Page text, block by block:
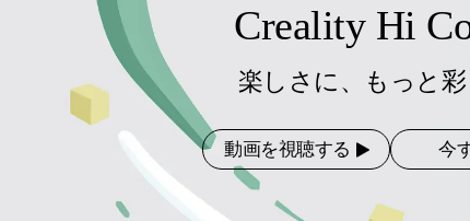
Creality Hi
楽しさに、もっと彩
動画を視聴する 今